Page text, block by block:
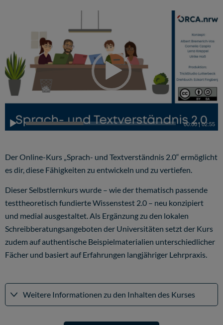
00:00|02:55
Der Online-Kurs „Sprach- und Textverständnis 2.0“ ermöglicht
es dir, diese Fähigkeiten zu entwickeln und zu vertiefen.
Dieser Selbstlernkurs wurde – wie der thematisch passende
testtheoretisch fundierteWissenstest 2.0 – neu konzipiert
und medial ausgestaltet. Als Ergänzung zu den lokalen
Schreibberatungsangeboten der Universitäten setzt der Kurs
zudem auf authentische Beispielmaterialien unterschiedlicher
Fächer und basiert auf Erfahrungen langjähriger Lehrpraxis.
Weitere Informationen zu den Inhalten des Kurses